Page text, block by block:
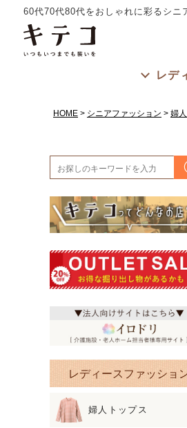
60代70代80代をおしゃれに彩るシニ
レデ
HOME シニアファッション 婦
レディースファッショ
婦人トップス